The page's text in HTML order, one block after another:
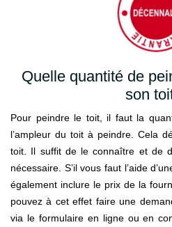
Quelle quantité de
son
Pour peindre le toit, il faut la
l’ampleur du toit à peindre. Cela
toit. Il suffit de le connaître et de
nécessaire. S’il vous faut l’aide
également inclure le prix de la
pouvez à cet effet faire une
via le formulaire en ligne ou en